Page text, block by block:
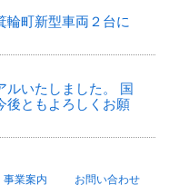
輪町新型車両２台に
ルいたしました。 国
後ともよろしくお願
事業案内 お問い合わせ